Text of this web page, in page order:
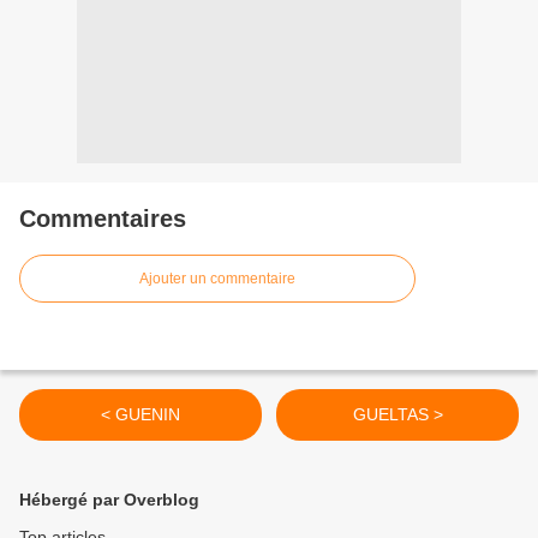
Commentaires
Ajouter un commentaire
< GUENIN GUELTAS >
Hébergé par Overblog